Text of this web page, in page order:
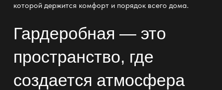
которой держится комфорт и порядок всего дома.
Гардеробная — это
пространство, где
создается атмосфера